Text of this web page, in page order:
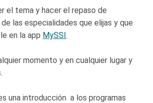
el tema y hacer el repaso de
las especialidades que elijas y que
en la app MySSI.
momento y en cualquier lugar y
una introducción a los programas